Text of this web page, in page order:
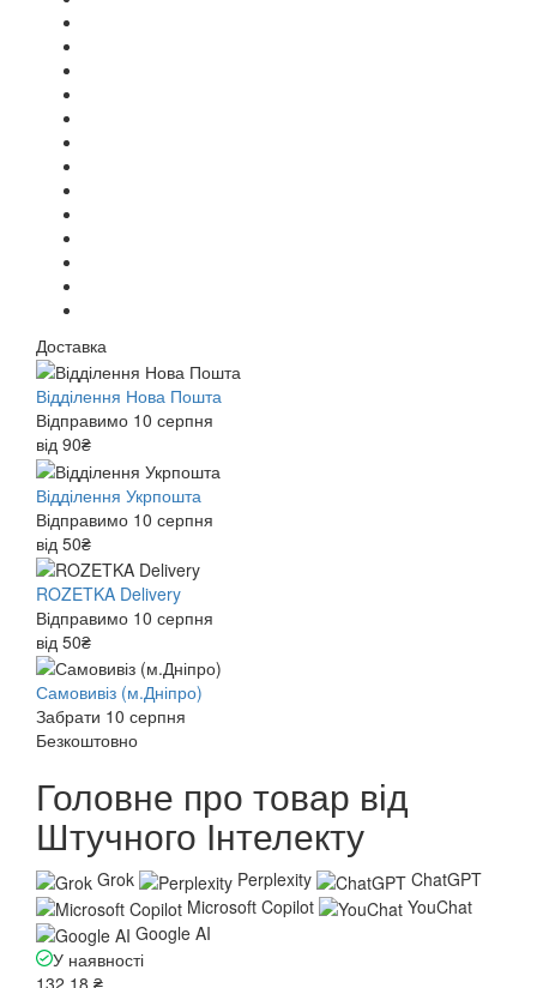
Доставка
Відділення Нова Пошта
Відправимо 10 серпня
від 90₴
Відділення Укрпошта
Відправимо 10 серпня
від 50₴
ROZETKA Delivery
Відправимо 10 серпня
від 50₴
Самовивіз (м.Дніпро)
Забрати 10 серпня
Безкоштовно
Головне про товар від
Штучного Інтелекту
Grok Perplexity
ChatGPT
Microsoft Copilot
YouChat
Google AI
У наявності